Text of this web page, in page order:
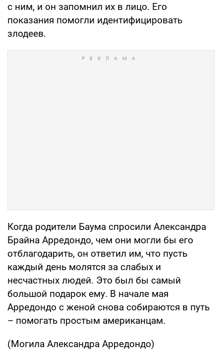
с ним, и он запомнил их в лицо. Его
показания помогли идентифицировать
злодеев.
Когда родители Баума спросили Александра
Брайна Арредондо, чем они могли бы его
отблагодарить, он ответил им, что пусть
каждый день молятся за слабых и
несчастных людей. Это был бы самый
большой подарок ему. В начале мая
Арредондо с женой снова собираются в путь
– помогать простым американцам.
(Могила Александра Арредондо)